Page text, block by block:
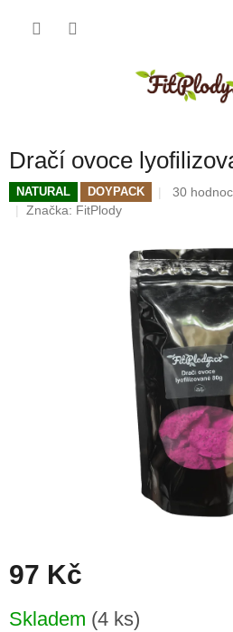
Dračí ovoce
NATURAL DOYPACK
Průměrné
5,0
z
5
hvězdiček.
30
Značka: FitPlody
97 Kč
cena:
Skladem (4 ks)